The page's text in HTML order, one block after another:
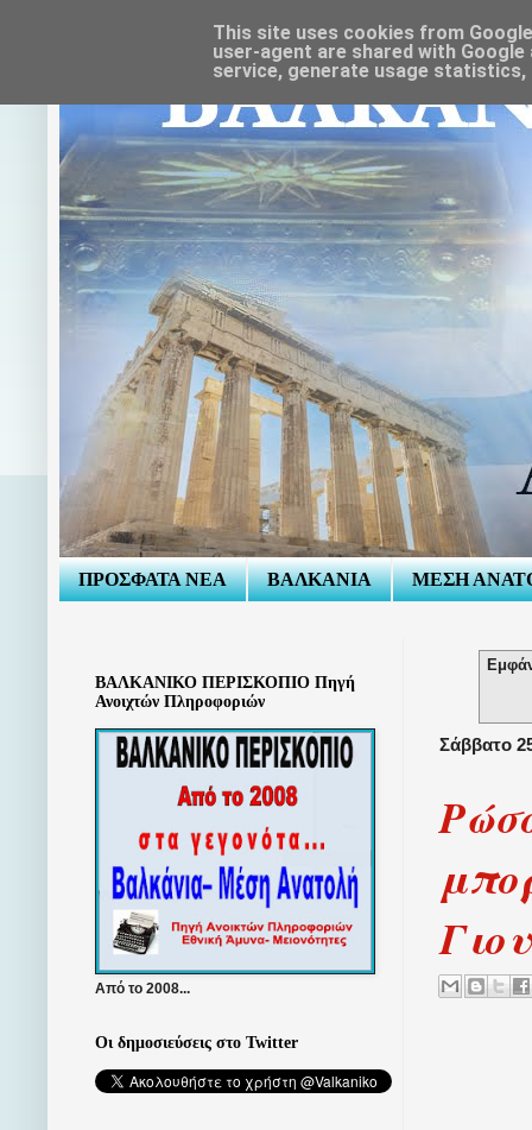
ΠΡΟΣΦΑΤΑ ΝΕΑ ΒΑΛΚΑΝΙΑ ΜΕΣΗ
Σάββατο
ΒΑΛΚΑΝΙΚΟ ΠΕΡΙΣΚΟΠΙΟ Πηγή
Ανοιχτών Πληροφοριών
Από το 2008...
Οι δημοσιεύσεις στο Twitter
This site uses cookies from
user-agent are shared with
service, generate usage statistics,